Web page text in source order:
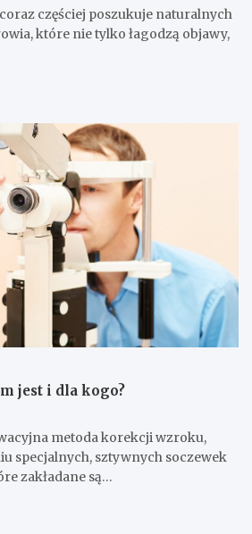
częściej poszukuje naturalnych
które nie tylko łagodzą objawy,
jest i dla kogo?
metoda korekcji wzroku,
specjalnych, sztywnych soczewek
zakładane są…